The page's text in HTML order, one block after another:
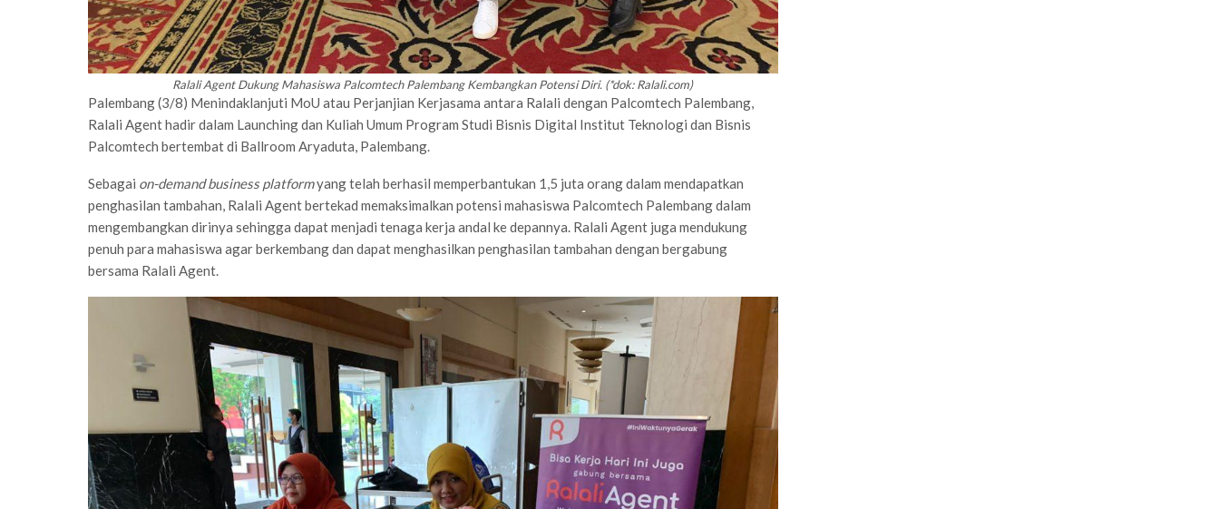
Ralali Agent Dukung Mahasiswa Palcomtech Palembang Kembangkan Potensi Diri. (*dok: Ralali.com)
Palembang (3/8) Menindaklanjuti MoU atau Perjanjian Kerjasama antara Ralali dengan Palcomtech Palembang,
Ralali Agent hadir dalam Launching dan Kuliah Umum Program Studi Bisnis Digital Institut Teknologi dan Bisnis
Palcomtech bertembat di Ballroom Aryaduta, Palembang.
Sebagai on-demand business platformyang telah berhasil memperbantukan 1,5 juta orang dalam mendapatkan
penghasilan tambahan, Ralali Agent bertekad memaksimalkan potensi mahasiswa Palcomtech Palembang dalam
mengembangkan dirinya sehingga dapat menjadi tenaga kerja andal ke depannya. Ralali Agent juga mendukung
penuh para mahasiswa agar berkembang dan dapat menghasilkan penghasilan tambahan dengan bergabung
bersama Ralali Agent.